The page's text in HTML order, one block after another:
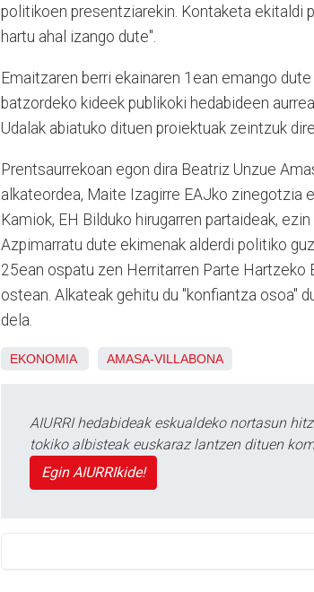
politikoen presentziarekin. Kontaketa ekitaldi
hartu ahal izango dute".
Emaitzaren berri ekainaren 1ean emango
batzordeko kideek publikoki hedabideen
Udalak abiatuko dituen proiektuak zeintzuk
Prentsaurrekoan egon dira Beatriz Unzue
alkateordea, Maite Izagirre EAJko zinegotzia
Kamiok, EH Bilduko hirugarren partaideak,
Azpimarratu dute ekimenak alderdi politiko
25ean ospatu zen Herritarren Parte
ostean. Alkateak gehitu du "konfiantza osoa"
dela.
EKONOMIA AMASA-VILLABONA
AIURRI hedabideak eskualdeko nortasun
tokiko albisteak euskaraz lantzen dituen
Egin AIURRIkide!